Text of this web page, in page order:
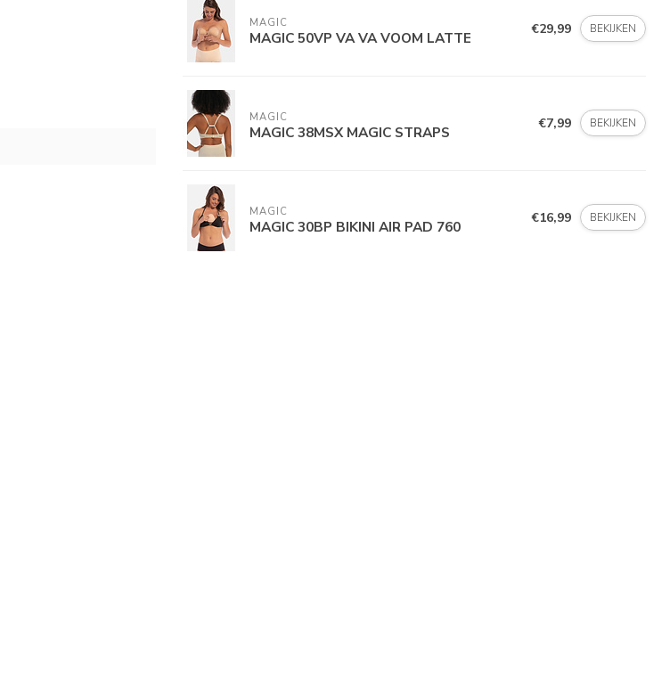
MAGIC
MAGIC 50VP VA VA VOOM LATTE €29,99 BEKIJKEN
MAGIC
MAGIC 38MSX MAGIC STRAPS €7,99 BEKIJKEN
MAGIC
MAGIC 30BP BIKINI AIR PAD 760 €16,99 BEKIJKEN